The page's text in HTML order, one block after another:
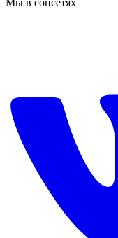
Мы в соцсетях